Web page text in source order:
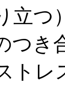
立つ
つき
トレ